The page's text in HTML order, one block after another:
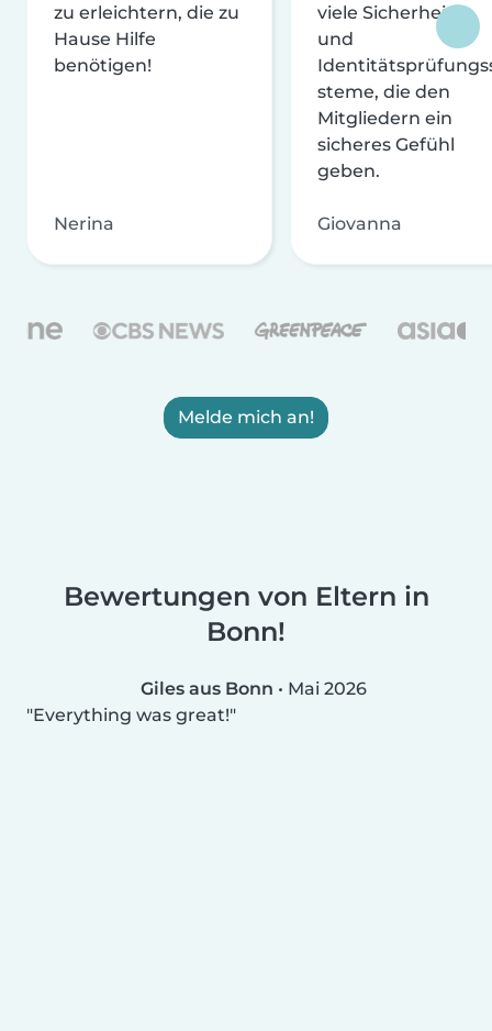
zu erleichtern, die zu
Hause Hilfe
benötigen!
Nerina
viele Sicherheits-
und
steme, die den
Mitgliedern ein
sicheres Gefühl
geben.
Giovanna
Melde mich an!
Bewertungen von Eltern in
Bonn!
Giles aus Bonn • Mai 2026
Everything was great!